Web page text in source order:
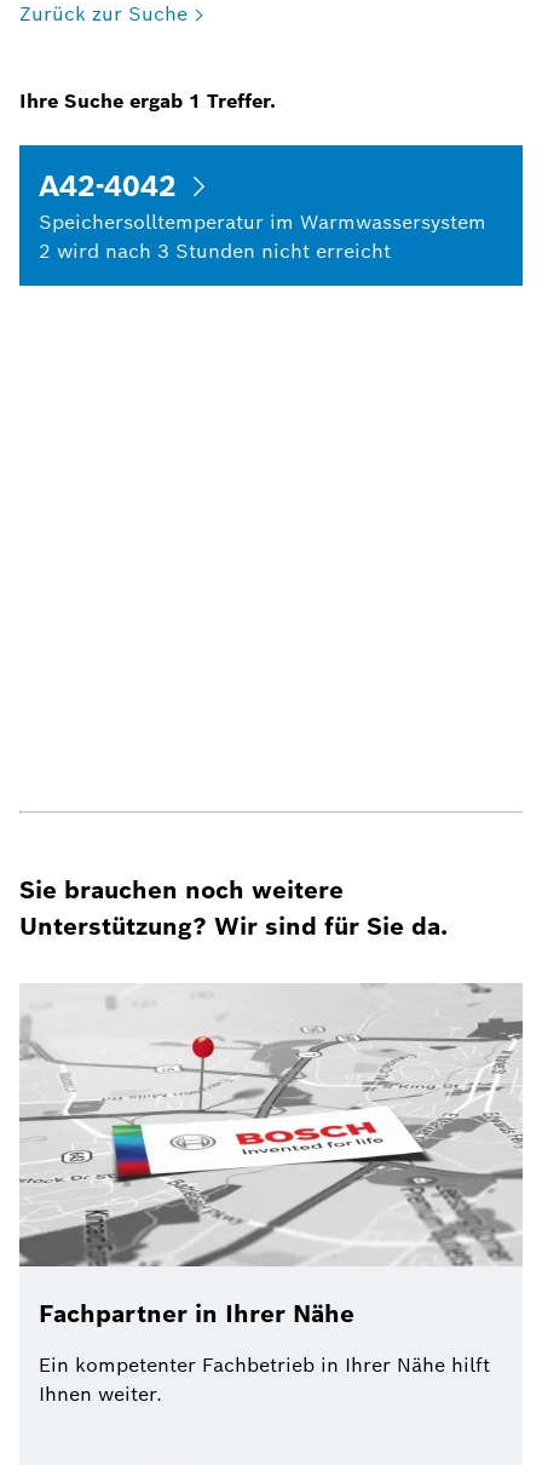
Zurück zur Suche
Ihre Suche ergab 1 Treffer.
A42-4042
Speichersolltemperatur im Warmwassersystem
2 wird nach 3 Stunden nicht erreicht
Sie brauchen noch weitere
Unterstützung? Wir sind für Sie da.
Fachpartner in Ihrer Nähe
Ein kompetenter Fachbetrieb in Ihrer Nähe hilft
Ihnen weiter.